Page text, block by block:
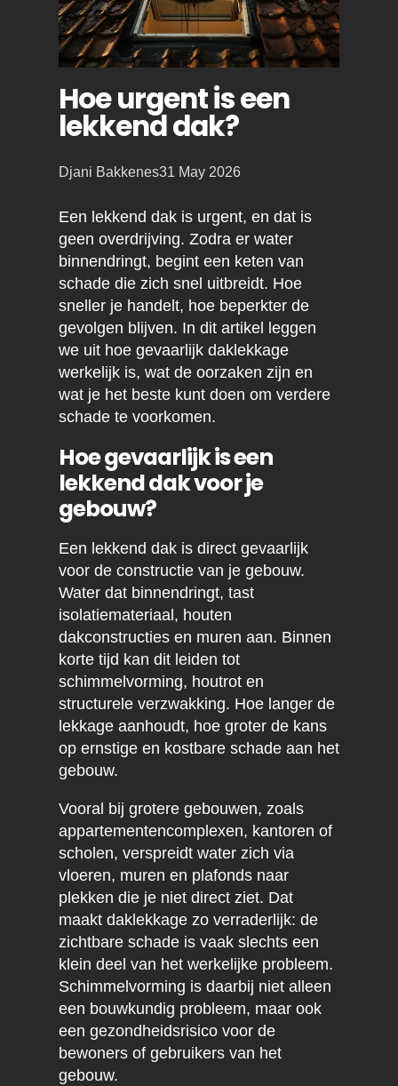
Hoe urgent is een
lekkend dak?
Posted
Djani Bakkenes31 May 2026
Een lekkend dak is urgent, en dat is
geen overdrijving. Zodra er water
binnendringt, begint een keten van
schade die zich snel uitbreidt. Hoe
sneller je handelt, hoe beperkter de
gevolgen blijven. In dit artikel leggen
we uit hoe gevaarlijk daklekkage
werkelijk is, wat de oorzaken zijn en
wat je het beste kunt doen om verdere
schade te voorkomen.
Hoe gevaarlijk is een
lekkend dak voor je
gebouw?
Een lekkend dak is direct gevaarlijk
voor de constructie van je gebouw.
Water dat binnendringt, tast
isolatiemateriaal, houten
dakconstructies en muren aan. Binnen
korte tijd kan dit leiden tot
schimmelvorming, houtrot en
structurele verzwakking. Hoe langer de
lekkage aanhoudt, hoe groter de kans
op ernstige en kostbare schade aan het
gebouw.
Vooral bij grotere gebouwen, zoals
appartementencomplexen, kantoren of
scholen, verspreidt water zich via
vloeren, muren en plafonds naar
plekken die je niet direct ziet. Dat
maakt daklekkage zo verraderlijk: de
zichtbare schade is vaak slechts een
klein deel van het werkelijke probleem.
Schimmelvorming is daarbij niet alleen
een bouwkundig probleem, maar ook
een gezondheidsrisico voor de
bewoners of gebruikers van het
gebouw.